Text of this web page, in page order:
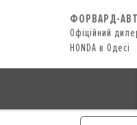
ФОРВАРД-
Офіційний
HONDA в Одесі